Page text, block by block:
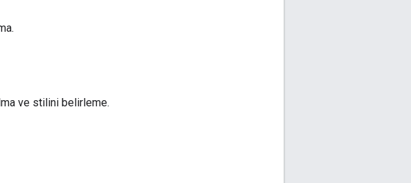
ve stilini belirleme.